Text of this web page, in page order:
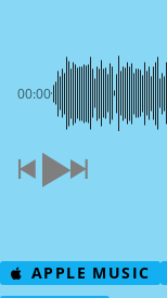
00:00
APPLE MUSIC